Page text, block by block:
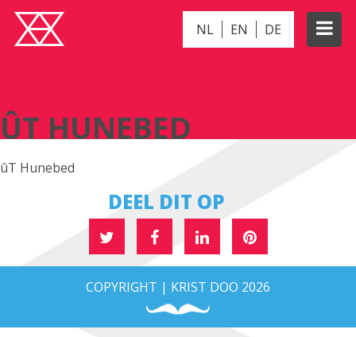
NL EN DE
ÛT HUNEBED
ûT Hunebed
DEEL DIT OP
COPYRIGHT | KRIST DOO 2026